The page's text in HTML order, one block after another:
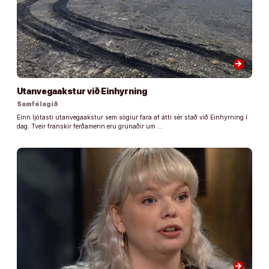
arrow_forward
Utanvegaakstur við Einhyrning
Samfélagið
Einn ljótasti utanvegaakstur sem sögiur fara af átti sér stað við Einhyrning í
dag. Tveir franskir ferðamenn eru grunaðir um …
arrow_forward